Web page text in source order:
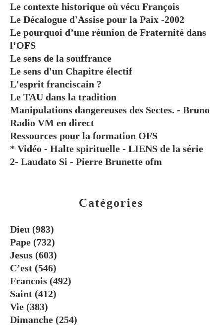
Catégories
Dieu (983)
Pape (732)
Jesus (603)
C’est (546)
Francois (492)
Saint (412)
Vie (383)
Dimanche (254)
Le contexte historique où vécu François
Le Décalogue d'Assise pour la Paix -2002
Le pourquoi d’une réunion de Fraternité dans
l’OFS
Le sens de la souffrance
Le sens d'un Chapitre électif
L'esprit franciscain ?
Le TAU dans la tradition
Manipulations dangereuses des Sectes. - Bruno
Radio VM en direct
Ressources pour la formation OFS
* Vidéo - Halte spirituelle - LIENS de la série
2- Laudato Si - Pierre Brunette ofm